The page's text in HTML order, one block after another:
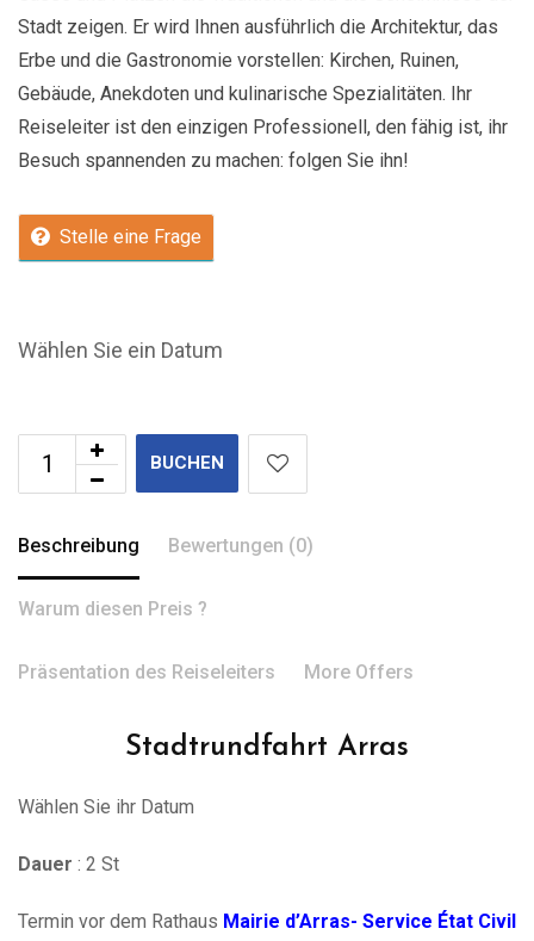
Stadt zeigen. Er wird Ihnen ausführlich die Architektur, das
Erbe und die Gastronomie vorstellen: Kirchen, Ruinen,
Gebäude, Anekdoten und kulinarische Spezialitäten. Ihr
Reiseleiter ist den einzigen Professionell, den fähig ist, ihr
Besuch spannenden zu machen: folgen Sie ihn!
Stelle eine Frage
Wählen Sie ein Datum
BUCHEN
Beschreibung Bewertungen (0)
Warum diesen Preis ?
Präsentation des Reiseleiters More Offers
Stadtrundfahrt Arras
Wählen Sie ihr Datum
Dauer : 2 St
Termin vor dem Rathaus Mairie d’Arras- Service État Civil